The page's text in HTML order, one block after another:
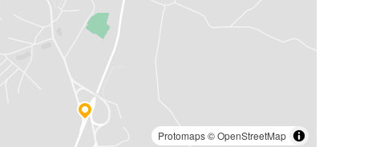
Protomaps©OpenStreetMap